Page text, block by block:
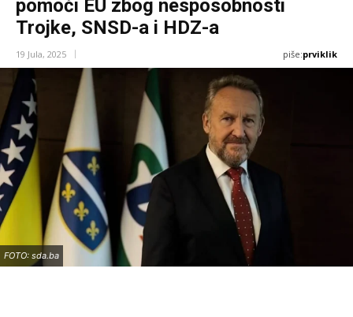
pomoći EU zbog nesposobnosti
Trojke, SNSD-a i HDZ-a
19 Jula, 2025 piše:prviklik
FOTO: sda.ba